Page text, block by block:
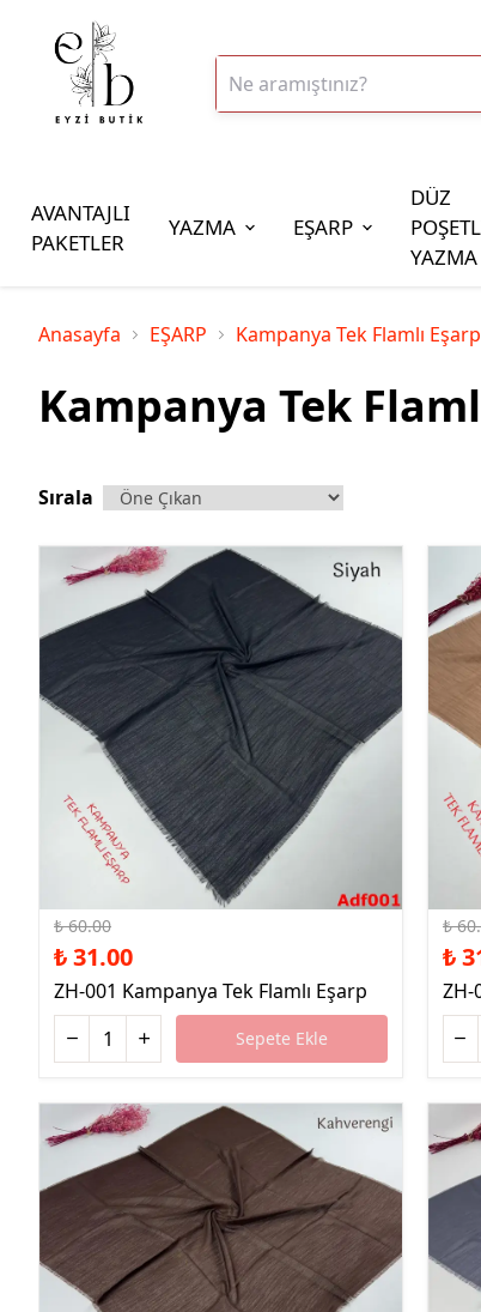
AVANTAJLI
PAKETLER
YAZMA EŞARP
DÜZ
YAZMA
İplik Çeşitleri
20gr Reyyan Polyester İp
100gr Altınbaşak Polyester İp
Anasayfa EŞARP Kampanya Tek Flamlı Eşarp
Kampanya Tek
Sırala
₺ 60.00
₺ 31.00
ZH-001 Kampanya Tek Flamlı Eşarp
Sepete Ekle
%48
₺
₺
ZH-